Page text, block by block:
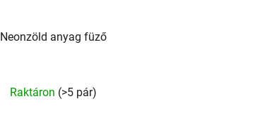
Neonzöld anyag füző
Raktáron (>5 pár)